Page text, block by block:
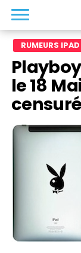
RUMEURS IPAD
le 18